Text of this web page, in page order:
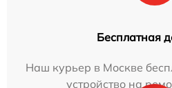
Бесплатная
Наш курьер в Москве
устройство на